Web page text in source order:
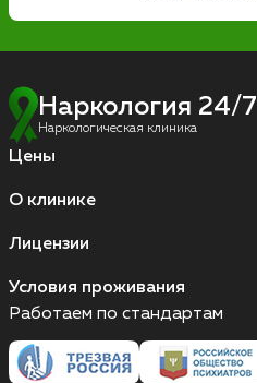
Наркология 24/7
Наркологическая клиника
Цены
О клинике
Лицензии
Условия проживания
Работаем по стандартам